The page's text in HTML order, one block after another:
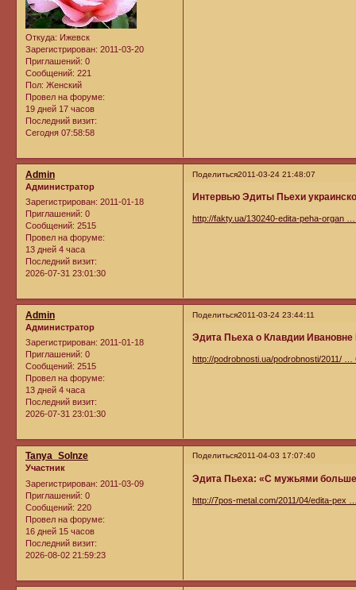
Откуда: Ижевск
Зарегистрирован: 2011-03-20
Приглашений: 0
Сообщений: 221
Пол: Женский
Провел на форуме:
19 дней 17 часов
Последний визит:
Сегодня 07:58:58
Поделиться2011-03-24 21:48:07
Admin
Администратор
Зарегистрирован: 2011-01-18
Приглашений: 0
Сообщений: 2515
Провел на форуме:
13 дней 4 часа
Последний визит:
2026-07-31 23:01:30
Интервью Эдиты Пьехи
http://fakty.ua/130240-edita-peha-organ
Поделиться2011-03-24 23:44:11
Admin
Администратор
Зарегистрирован: 2011-01-18
Приглашений: 0
Сообщений: 2515
Провел на форуме:
13 дней 4 часа
Последний визит:
2026-07-31 23:01:30
Эдита Пьеха о Клавдии
http://podrobnosti.ua/podrobnosti/2011/ …
Поделиться2011-04-03 17:07:40
Tanya_Solnze
Участник
Зарегистрирован: 2011-03-09
Приглашений: 0
Сообщений: 220
Провел на форуме:
16 дней 15 часов
Последний визит:
2026-08-02 21:59:23
Эдита Пьеха: «С мужьями
http://7pos-metal.com/2011/04/edita-pex